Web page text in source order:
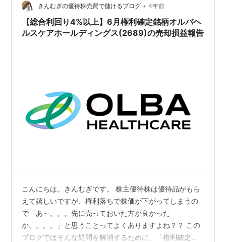
ス(2689) その3．前澤化成工業(…
きんむぎの優待株売買で儲けるブログ • 4年前
【総合利回り4%以上】6月権利確定銘柄オルバヘ
ルスケアホールディングス(2689)の売却損益報告
こんにちは。きんむぎです。 株主優待株は優待品がもら
えて嬉しいですが、権利落ちで株価が下がってしまうの
で「あ～。。。先に売っておいた方が良かった
か。。。。」と思うことってよくありますよね？？ この
ブログではそんな疑問を解消するために、「権利確定前